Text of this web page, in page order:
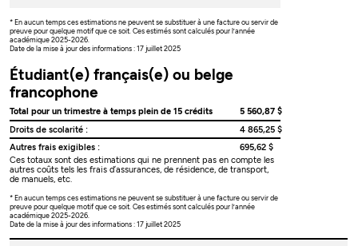
* En aucun temps ces estimations ne peuvent se substituer à une facture ou servir de
preuve pour quelque motif que ce soit. Ces estimés sont calculés pour l’année
académique 2025-2026.
Date de la mise à jour des informations : 17 juillet 2025
Étudiant(e) français(e) ou belge
francophone
Total pour un trimestre à temps plein de 15 crédits
5 560,87 $
Droits de scolarité :
4 865,25 $
Autres frais exigibles :
695,62 $
Ces totaux sont des estimations qui ne prennent pas en compte les
autres coûts tels les frais d’assurances, de résidence, de transport,
de manuels, etc.
* En aucun temps ces estimations ne peuvent se substituer à une facture ou servir de
preuve pour quelque motif que ce soit. Ces estimés sont calculés pour l’année
académique 2025-2026.
Date de la mise à jour des informations : 17 juillet 2025